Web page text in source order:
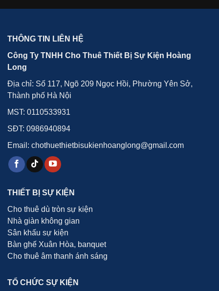
THÔNG TIN LIÊN HỆ
Công Ty TNHH Cho Thuê Thiết Bị Sự Kiện Hoàng
Long
Địa chỉ: Số 117, Ngõ 209 Ngọc Hồi, Phường Yên Sở,
Thành phố Hà Nội
MST: 0110533931
SĐT: 0986940894
Email: chothuethietbisukienhoanglong@gmail.com
THIẾT BỊ SỰ KIỆN
Cho thuê dù tròn sự kiện
Nhà giàn không gian
Sân khấu sự kiện
Bàn ghế Xuân Hòa, banquet
Cho thuê âm thanh ánh sáng
TỔ CHỨC SỰ KIỆN